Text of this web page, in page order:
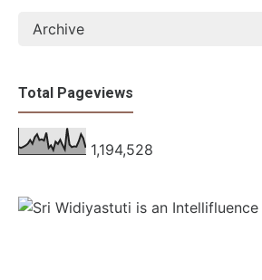
Total Pageviews
1,194,528